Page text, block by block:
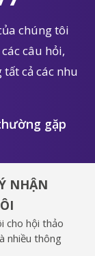
chúng tôi
câu hỏi,
cả các nhu
gặp
NHẬN
cho hội thảo
nhiều thông